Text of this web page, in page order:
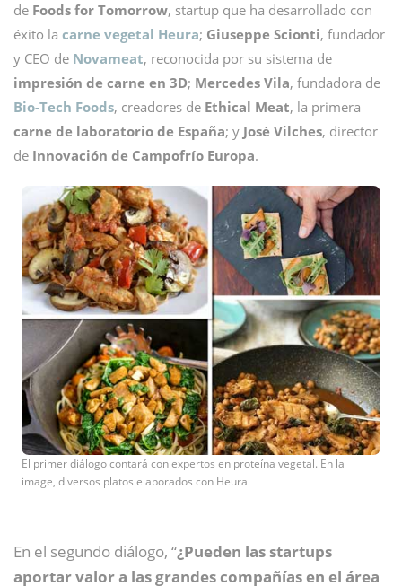
de Foods for Tomorrow, startup que ha desarrollado con
éxito la carne vegetal Heura; Giuseppe Scionti, fundador
y CEO de Novameat, reconocida por su sistema de
impresión de carne en 3D; Mercedes Vila, fundadora de
Bio-Tech Foods, creadores de Ethical Meat, la primera
carne de laboratorio de España; y José Vilches, director
de Innovación de Campofrío Europa.
El primer diálogo contará con expertos en proteína vegetal. En la
image, diversos platos elaborados con Heura
En el segundo diálogo, “¿Pueden las startups
aportar valor a las grandes compañías en el área